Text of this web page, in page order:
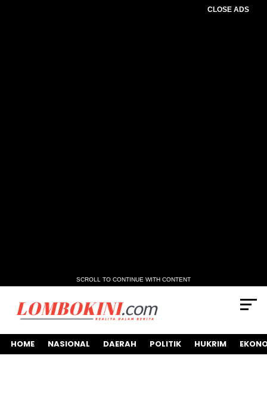
CLOSE ADS
SCROLL TO CONTINUE WITH CONTENT
HOME NASIONAL DAERAH POLITIK HUKRIM